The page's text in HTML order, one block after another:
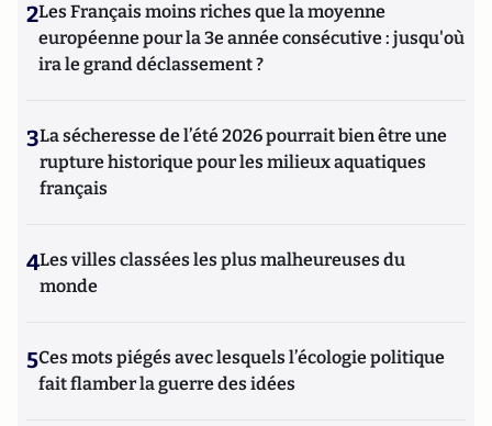
2Les Français moins riches que la moyenne
européenne pour la 3e année consécutive : jusqu'où
ira le grand déclassement ?
3La sécheresse de l’été 2026 pourrait bien être une
rupture historique pour les milieux aquatiques
français
4Les villes classées les plus malheureuses du
monde
5Ces mots piégés avec lesquels l’écologie politique
fait flamber la guerre des idées